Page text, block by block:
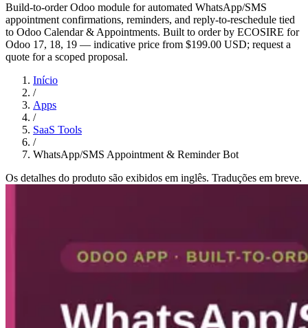
Build-to-order Odoo module for automated WhatsApp/SMS
appointment confirmations, reminders, and reply-to-reschedule tied
to Odoo Calendar & Appointments. Built to order by ECOSIRE for
Odoo 17, 18, 19 — indicative price from $199.00 USD; request a
quote for a scoped proposal.
Início
/
Apps
/
SaaS Tools
/
WhatsApp/SMS Appointment & Reminder Bot
Os detalhes do produto são exibidos em inglês. Traduções em breve.